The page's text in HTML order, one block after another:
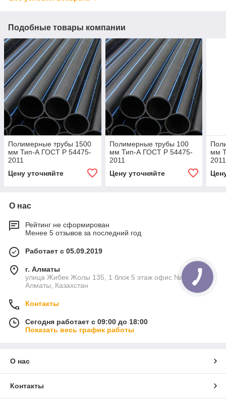
Подобные товары компании
Полимерные трубы 1500
мм Тип-А ГОСТ Р 54475-
2011
Цену уточняйте
Полимерные трубы 100
мм Тип-А ГОСТ Р 54475-
2011
Цену уточняйте
мм
2011
О нас
Рейтинг не сформирован
Менее 5 отзывов за последний год
Работает с 05.09.2019
г. Алматы
улица Жибек Жолы 135, 1 блок 5 этаж офис №5К,
Алматы, Казахстан
Контакты
Сегодня работает с 09:00 до 18:00
Показать весь график работы
О нас
Контакты